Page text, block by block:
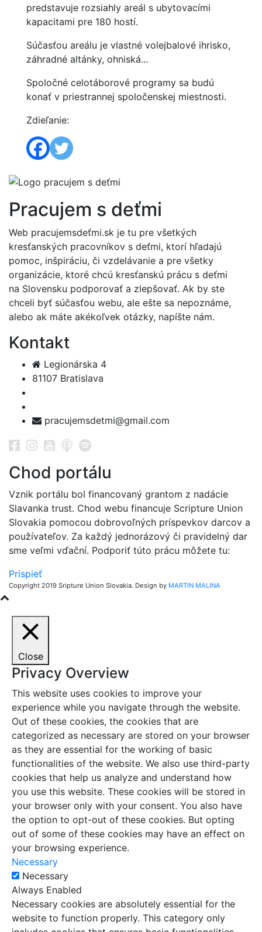
predstavuje rozsiahly areál s ubytovacími
kapacitami pre 180 hostí.
Súčasťou areálu je vlastné volejbalové ihrisko,
záhradné altánky, ohniská…
Spoločné celotáborové programy sa budú
konať v priestrannej spoločenskej miestnosti.
Zdieľanie:
Pracujem s deťmi
Web pracujemsdeťmi.sk je tu pre všetkých
kresťanských pracovníkov s deťmi, ktorí hľadajú
pomoc, inšpiráciu, či vzdelávanie a pre všetky
organizácie, ktoré chcú kresťanskú prácu s deťmi
na Slovensku podporovať a zlepšovať. Ak by ste
chceli byť súčasťou webu, ale ešte sa nepoznáme,
alebo ak máte akékoľvek otázky, napíšte nám.
Kontakt
Legionárska 4
81107 Bratislava
pracujemsdetmi@gmail.com
Chod portálu
Vznik portálu bol financovaný grantom z nadácie
Slavanka trust. Chod webu financuje Scripture Union
Slovakia pomocou dobrovoľných príspevkov darcov a
používateľov. Za každý jednorázový či pravidelný dar
sme veľmi vďační. Podporiť túto prácu môžete tu:
Prispieť
Copyright 2019 Sripture Union Slovakia. Design by MARTIN MALINA
Close
Privacy Overview
This website uses cookies to improve your
experience while you navigate through the website.
Out of these cookies, the cookies that are
categorized as necessary are stored on your browser
as they are essential for the working of basic
functionalities of the website. We also use third-party
cookies that help us analyze and understand how
you use this website. These cookies will be stored in
your browser only with your consent. You also have
the option to opt-out of these cookies. But opting
out of some of these cookies may have an effect on
your browsing experience.
Necessary
Necessary
Always Enabled
Necessary cookies are absolutely essential for the
website to function properly. This category only